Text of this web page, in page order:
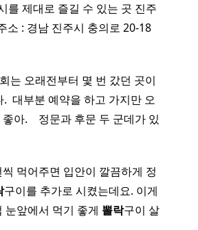
를 제대로 즐길 수 있는 곳 진주
소 : 경남 진주시 충의로 20-18
는 오래전부터 몇 번 갔던 곳이
대부분 예약을 하고 가지만 오
아. ​ ​ ​ 정문과 후문 두 군데가 있
먹어주면 입안이 깔끔하게 정
구이를 추가로 시켰는데요. 이게
앞에서 먹기 좋게 뽈락구이 살